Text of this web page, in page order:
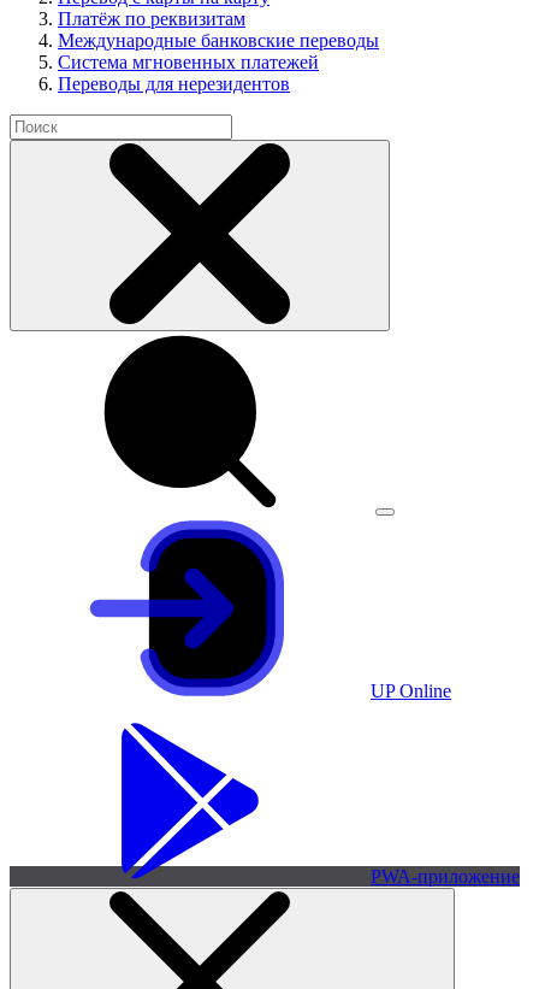
Платёж по реквизитам
Международные банковские переводы
Система мгновенных платежей
Переводы для нерезидентов
UP Online
PWA-приложение